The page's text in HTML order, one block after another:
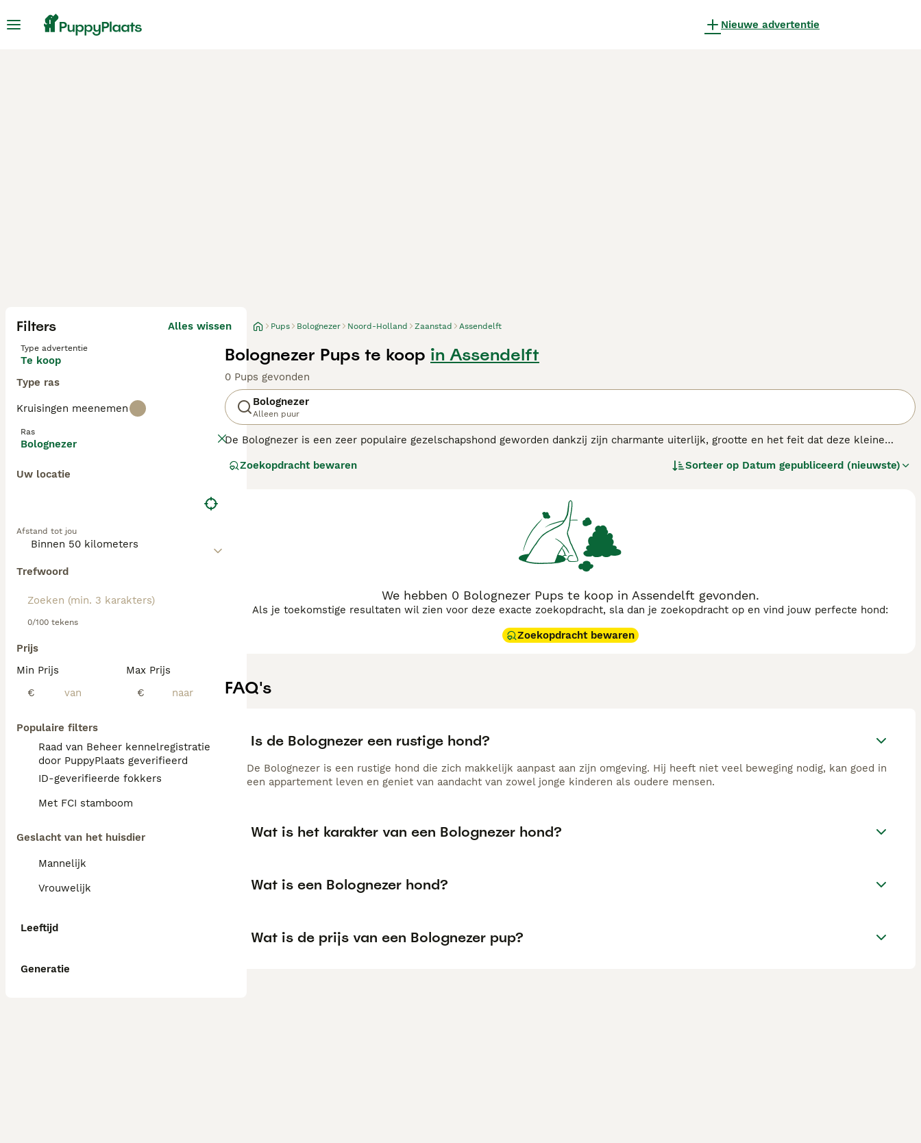
Nieuwe advertentie
Filters Alles wissen
Type advertentie
Te koop
Type ras
Kruisingen meenemen
Ras
Bolognezer
Uw locatie
Afstand tot jou
Trefwoord
0/100 tekens
Prijs
Min Prijs
€
Max Prijs
€
Populaire filters
Raad van Beheer kennelregistratie
door PuppyPlaats geverifieerd
ID-geverifieerde fokkers
Met FCI stamboom
Geslacht van het huisdier
Mannelijk
Vrouwelijk
Leeftijd
Generatie
Pups Bolognezer Noord-Holland Zaanstad Assendelft
Bolognezer Pups te koop in Assendelft
0 Pups gevonden
Bolognezer
Alleen puur
De Bolognezer is een zeer populaire gezelschapshond geworden dankzij zijn charmante uiterlijk, grootte en het feit dat deze kleine
intelligentie, loyaliteit en het feit dat ze zich uitstekend kunnen aanpassen en net zo goed in een groot huis op het platteland kunnen
voor informatie over dit hondenras.
Zoekopdracht bewaren Sorteer op Datum gepubliceerd (nieuwste)
We hebben 0 Bolognezer Pups te koop in Assendelft gevonden.
Als je toekomstige resultaten wil zien voor deze exacte zoekopdracht, sla dan je zoekopdracht op en vind jouw perfecte hond:
Zoekopdracht bewaren
FAQ's
Is de Bolognezer een rustige hond?
De Bolognezer is een rustige hond die zich makkelijk aanpast aan zijn omgeving. Hij heeft niet veel beweging nodig, kan goed in
een appartement leven en geniet van aandacht van zowel jonge kinderen als oudere mensen.
Wat is het karakter van een Bolognezer hond?
Wat is een Bolognezer hond?
Wat is de prijs van een Bolognezer pup?